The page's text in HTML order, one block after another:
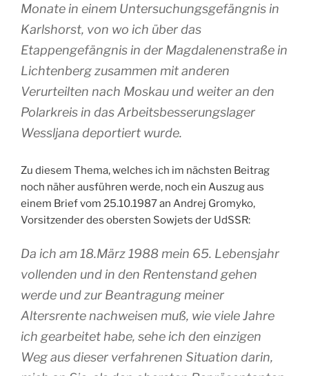
Monate in einem Untersuchungsgefängnis in
Karlshorst, von wo ich über das
Etappengefängnis in der Magdalenenstraße in
Lichtenberg zusammen mit anderen
Verurteilten nach Moskau und weiter an den
Polarkreis in das Arbeitsbesserungslager
Wessljana deportiert wurde.
Zu diesem Thema, welches ich im nächsten Beitrag
noch näher ausführen werde, noch ein Auszug aus
einem Brief vom 25.10.1987 an Andrej Gromyko,
Vorsitzender des obersten Sowjets der UdSSR:
Da ich am 18.März 1988 mein 65. Lebensjahr
vollenden und in den Rentenstand gehen
werde und zur Beantragung meiner
Altersrente nachweisen muß, wie viele Jahre
ich gearbeitet habe, sehe ich den einzigen
Weg aus dieser verfahrenen Situation darin,